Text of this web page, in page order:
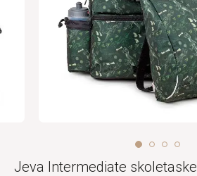
Jeva Intermediate skoletaske